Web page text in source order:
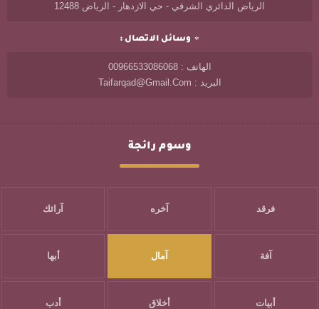
الرياض الدائري الشرقي - حي الازدهار - الرياض 12488
وسائل الاتصال :
الهاتف : 00966533086068
البريد : Taifarqad@gmail.com
وسوم رائجة
فرقد آخره آرائك
آفة آمال أبها
أبيات أخلاق أدب